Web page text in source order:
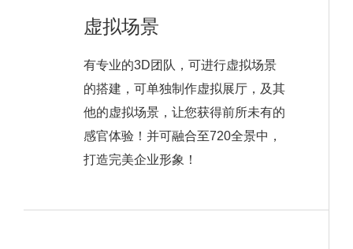
虚拟场景
有专业的3D团队，可进行虚拟场景
的搭建，可单独制作虚拟展厅，及其
他的虚拟场景，让您获得前所未有的
感官体验！并可融合至720全景中，
打造完美企业形象！